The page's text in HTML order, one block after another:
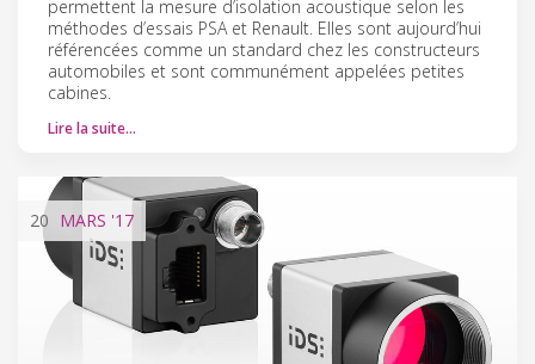
permettent la mesure d’isolation acoustique selon les
méthodes d’essais PSA et Renault. Elles sont aujourd’hui
référencées comme un standard chez les constructeurs
automobiles et sont communément appelées petites
cabines.
Lire la suite…
20 MARS '17